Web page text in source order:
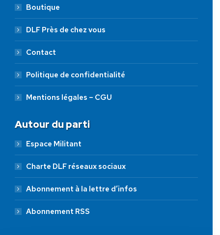
Boutique
DLF Près de chez vous
Contact
Politique de confidentialité
Mentions légales – CGU
Autour du parti
Espace Militant
Charte DLF réseaux sociaux
Abonnement à la lettre d’infos
Abonnement RSS